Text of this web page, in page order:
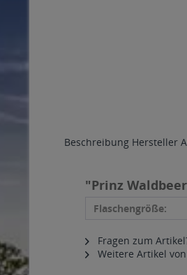
Beschreibung Hersteller
"Prinz
Flaschengröße:
Fragen zum
Weitere Artikel